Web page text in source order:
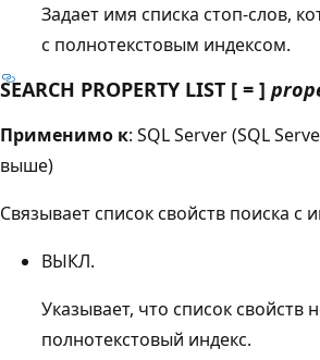
Задает имя списка стоп-слов,
с полнотекстовым индексом.
SEARCH PROPERTY LIST [ = ]
Применимо к: SQL Server (SQL
выше)
Связывает список свойств поиска с
ВЫКЛ.
Указывает, что список свойств
полнотекстовый индекс.